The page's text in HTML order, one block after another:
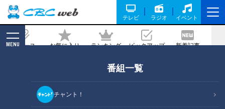
テレビ ラジオ イベント
ニュース お気に入り ランキング ピックアップ 新着記事
MENU
番組一覧
チャント！
原アナ＆光山アナ＆佐藤アナのお仕事ト
ーク！